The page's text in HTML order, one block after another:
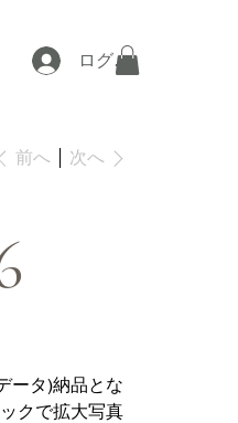
ログイン
前へ 次へ
ータ)納品とな
クで拡大写真